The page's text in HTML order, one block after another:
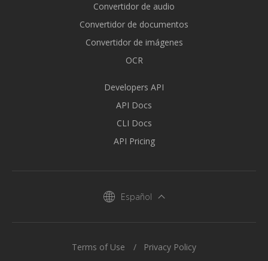
Convertidor de audio
Convertidor de documentos
Convertidor de imágenes
OCR
Developers API
API Docs
CLI Docs
API Pricing
Español
Terms of Use Privacy Policy